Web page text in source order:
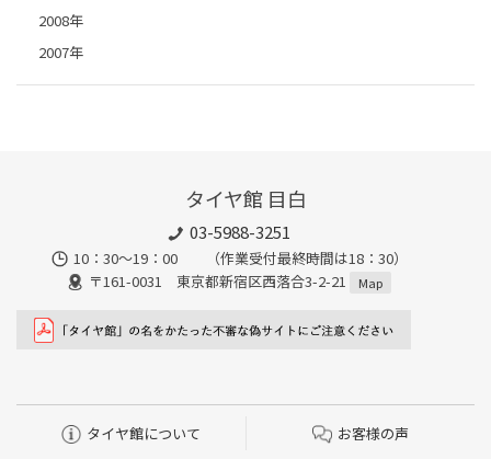
2008年
2007年
タイヤ館 目白
03-5988-3251
10：30～19：00 （作業受付最終時間は18：30）
〒161-0031 東京都新宿区西落合3-2-21
Map
タイヤ館について お客様の声